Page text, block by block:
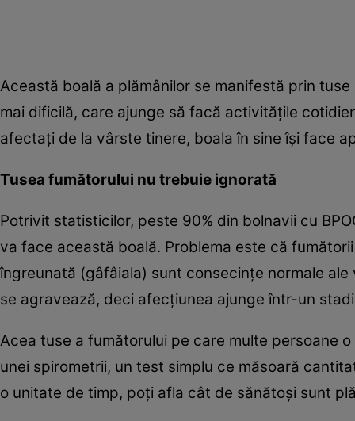
Această boală a plămânilor se manifestă prin
mai dificilă, care ajunge să facă activităţile
afectaţi de la vârste tinere, boala în sine îşi face
Tusea fumătorului nu trebuie ignorată
Potrivit statisticilor, peste 90% din bolnavii cu
va face această boală. Problema este că
îngreunată (gâfâiala) sunt consecinţe normale
se agravează, deci afecţiunea ajunge într-un
Acea tuse a fumătorului pe care multe persoane
unei spirometrii, un test simplu ce măsoară
o unitate de timp, poţi afla cât de sănătoşi sunt